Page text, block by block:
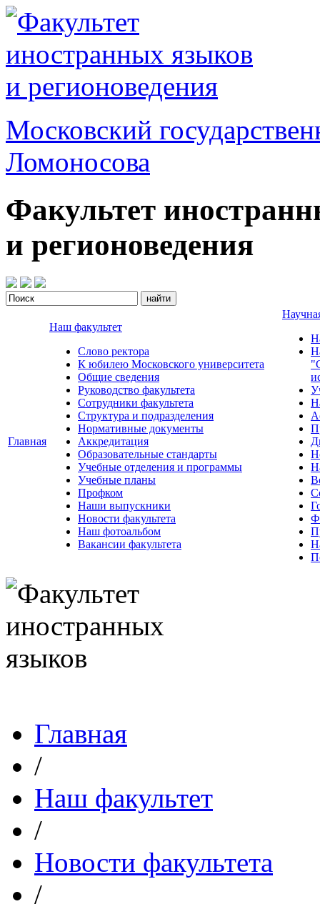
Московский
Ломоносова
Факультет
и регионоведения
Главная
Наш факультет
Слово ректора
К юбилею Московского университета
Общие сведения
Руководство факультета
Сотрудники факультета
Структура и подразделения
Нормативные документы
Аккредитация
Образовательные стандарты
Учебные отделения и программы
Учебные планы
Профком
Наши выпускники
Новости факультета
Наш фотоальбом
Вакансии факультета
Главная
/
Наш факультет
/
Новости факультета
/